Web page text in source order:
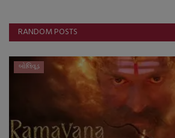
RANDOM POSTS
બોલિવૂડ